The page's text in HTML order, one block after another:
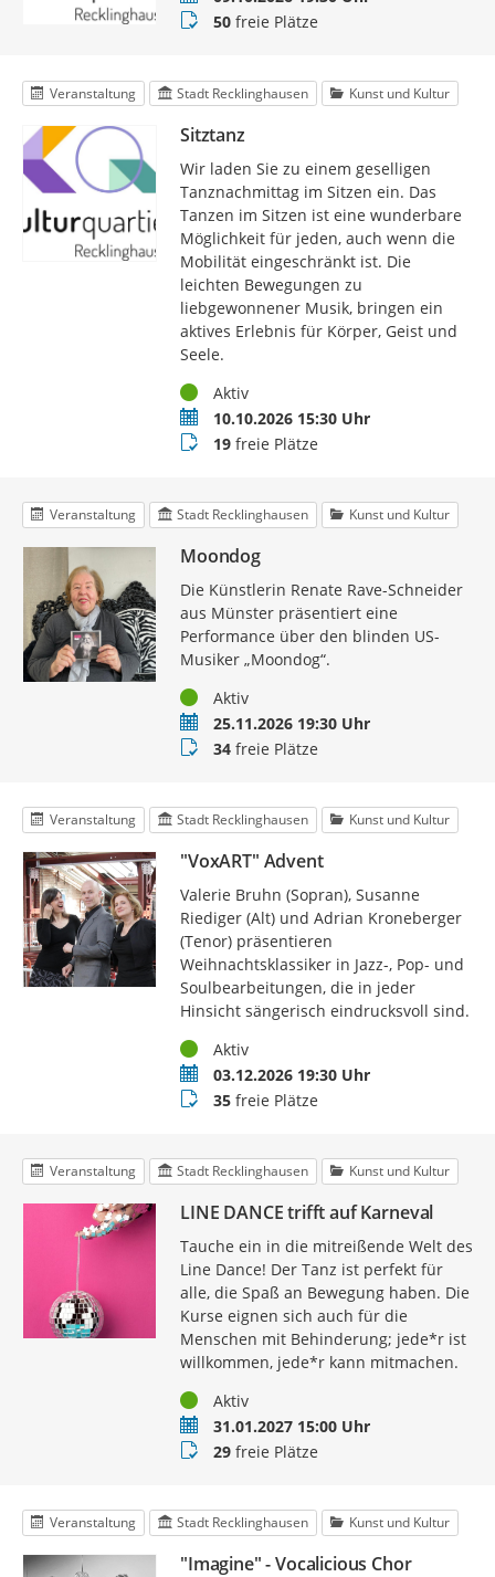
Buchungsstatus
50freie Plätze
Veranstaltung Stadt Recklinghausen Kunst und Kultur
Sitztanz
Wir laden Sie zu einem geselligen
Tanznachmittag im Sitzen ein. Das
Tanzen im Sitzen ist eine wunderbare
Möglichkeit für jeden, auch wenn die
Mobilität eingeschränkt ist. Die
leichten Bewegungen zu
liebgewonnener Musik, bringen ein
aktives Erlebnis für Körper, Geist und
Seele.
StatusAktiv
Termin10.10.2026 15:30 Uhr
Buchungsstatus
19freie Plätze
Veranstaltung Stadt Recklinghausen Kunst und Kultur
Moondog
Die Künstlerin Renate Rave-Schneider
aus Münster präsentiert eine
Performance über den blinden US-
Musiker „Moondog“.
StatusAktiv
Termin25.11.2026 19:30 Uhr
Buchungsstatus
34freie Plätze
Veranstaltung Stadt Recklinghausen Kunst und Kultur
"VoxART" Advent
Valerie Bruhn (Sopran), Susanne
Riediger (Alt) und Adrian Kroneberger
(Tenor) präsentieren
Weihnachtsklassiker in Jazz-, Pop- und
Soulbearbeitungen, die in jeder
Hinsicht sängerisch eindrucksvoll sind.
StatusAktiv
Termin03.12.2026 19:30 Uhr
Buchungsstatus
35freie Plätze
Veranstaltung Stadt Recklinghausen Kunst und Kultur
LINE DANCE trifft auf Karneval
Tauche ein in die mitreißende Welt des
Line Dance! Der Tanz ist perfekt für
alle, die Spaß an Bewegung haben. Die
Kurse eignen sich auch für die
Menschen mit Behinderung; jede*r ist
willkommen, jede*r kann mitmachen.
StatusAktiv
Termin31.01.2027 15:00 Uhr
Buchungsstatus
29freie Plätze
Veranstaltung Stadt Recklinghausen Kunst und Kultur
"Imagine" - Vocalicious Chor